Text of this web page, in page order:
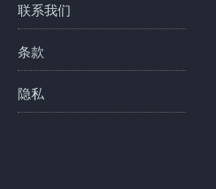
联系我们
条款
隐私